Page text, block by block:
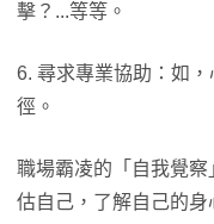
擊？...等等。
6. 尋求專業協助：如
徑。
職場霸凌的「自我覺
估自己，了解自己的